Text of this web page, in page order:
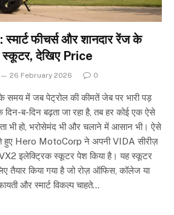
फीचर्स और शानदार रेंज के
स्कूटर, देखिए Price
26 February 2026 0
में जब पेट्रोल की कीमतें जेब पर भारी पड़
ब-दिन बढ़ता जा रहा है, तब हर कोई एक ऐसे
भी हो, भरोसेमंद भी और चलाने में आसान भी। ऐसे
हुए Hero MotoCorp ने अपनी VIDA सीरीज़
इलेक्ट्रिक स्कूटर पेश किया है। यह स्कूटर
तैयार किया गया है जो रोज़ ऑफिस, कॉलेज या
और स्मार्ट विकल्प चाहते…